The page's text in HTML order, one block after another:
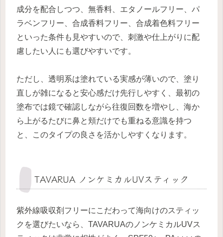
成分を配合しつつ、無香料、エタノールフリー、パ
ラベンフリー、合成香料フリー、合成着色料フリー
といった条件も見やすいので、刺激や仕上がりに配
慮したい人にも選びやすいです。
ただし、透明系は塗れている実感が薄いので、塗り
直しが雑になると安心感だけ先行しやすく、最初の
塗布では鏡で確認しながら往復回数を増やし、海か
ら上がるたびに鼻と頬だけでも重ねる意識を持つ
と、このタイプの良さを活かしやすくなります。
TAVARUA ノンケミカルUVスティック
紫外線吸収剤フリーにこだわって海向けのスティッ
クを選びたいなら、TAVARUAのノンケミカルUVス